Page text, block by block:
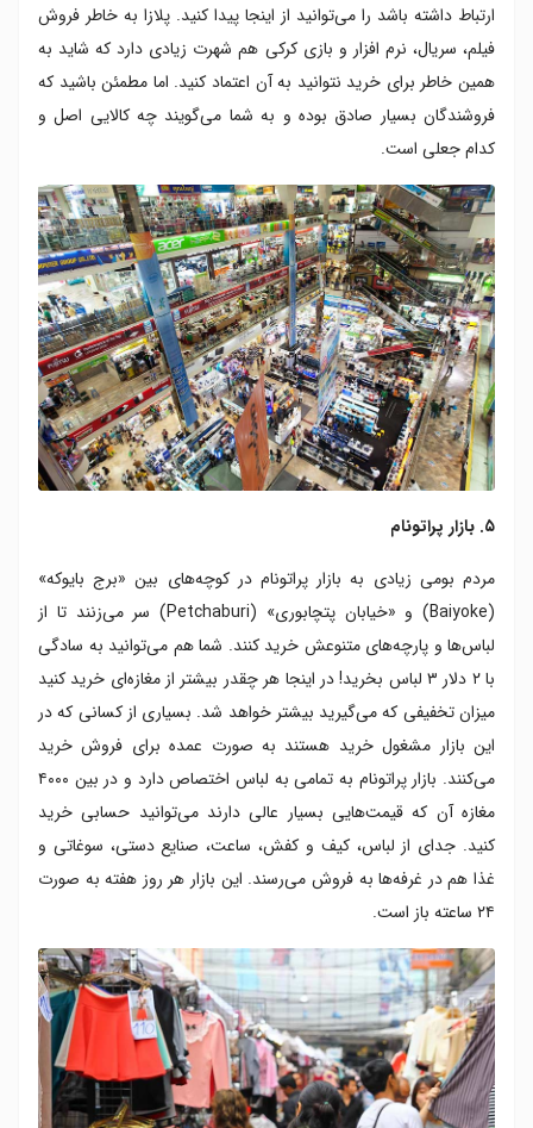
ارتباط داشته باشد را می‌توانید از اینجا پیدا کنید. پلازا به خاطر فروش
فیلم، سریال، نرم افزار و بازی‌ کرکی هم شهرت زیادی دارد که شاید به
همین خاطر برای خرید نتوانید به آن اعتماد کنید. اما مطمئن باشید که
فروشندگان بسیار صادق بوده و به شما می‌گویند چه کالایی اصل و
کدام جعلی است.
۵. بازار پراتونام
مردم بومی زیادی به بازار پراتونام در کوچه‌های بین «برج بایوکه»
(Baiyoke) و «خیابان پتچابوری» (Petchaburi) سر می‌زنند تا از
لباس‌ها و پارچه‌های متنوعش خرید کنند. شما هم می‌توانید به سادگی
با ۲ دلار ۳ لباس بخرید! در اینجا هر چقدر بیشتر از مغازه‌ای خرید کنید
میزان تخفیفی که می‌گیرید بیشتر خواهد شد. بسیاری از کسانی که در
این بازار مشغول خرید هستند به صورت عمده برای فروش خرید
می‌کنند. بازار پراتونام به تمامی به لباس اختصاص دارد و در بین ۴۰۰۰
مغازه آن که قیمت‌هایی بسیار عالی دارند می‌توانید حسابی خرید
کنید. جدای از لباس، کیف و کفش، ساعت، صنایع دستی، سوغاتی و
غذا هم در غرفه‌ها به فروش می‌رسند. این بازار هر روز هفته به صورت
۲۴ ساعته باز است.